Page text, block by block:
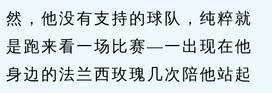
然，他没有支持的球队，纯粹就
是跑来看一场比赛—一出现在他
身边的法兰西玫瑰几次陪他站起